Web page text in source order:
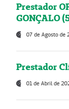
Prestador
GONÇALO
07 de Agosto de
Prestador
01 de Abril de